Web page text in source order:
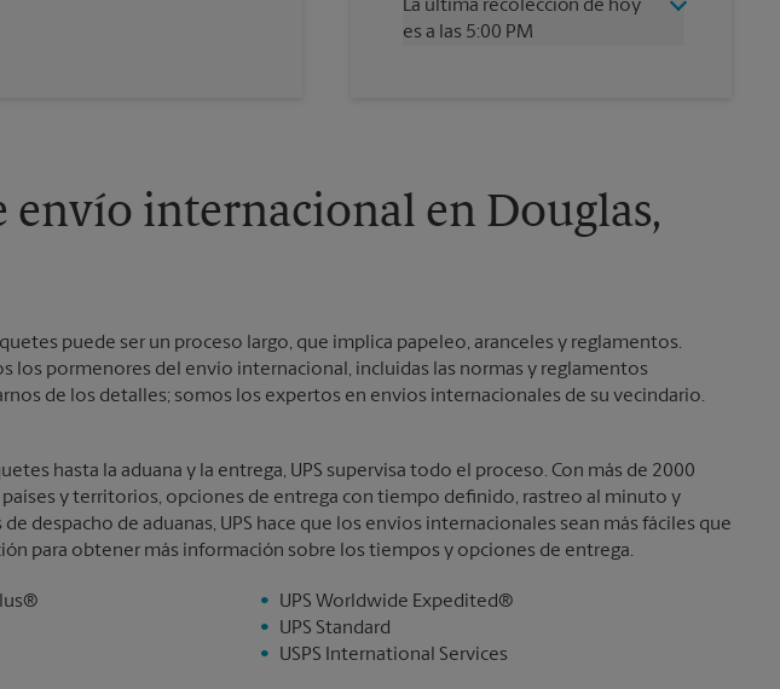
Domingo
Sin Recolección
La última recolección de hoy
es a las 5:00 PM
Domingo
Sin Recolección
Lunes
5:00 PM
5:00 PM
envío internacional en Douglas,
puede ser un proceso largo, que implica papeleo, aranceles y reglamentos.
los pormenores del envío internacional, incluidas las normas y reglamentos
de los detalles; somos los expertos en envíos internacionales de su vecindario.
hasta la aduana y la entrega, UPS supervisa todo el proceso. Con más de 2000
países y territorios, opciones de entrega con tiempo definido, rastreo al minuto y
despacho de aduanas, UPS hace que los envíos internacionales sean más fáciles que
para obtener más información sobre los tiempos y opciones de entrega.
UPS Worldwide Expedited®
UPS Standard
USPS International Services